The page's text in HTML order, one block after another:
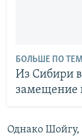
БОЛЬШЕ ПО
Из Сибири
замещение
Однако Шойгу,